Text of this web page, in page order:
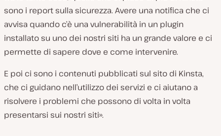
sono i report sulla sicurezza. Avere una notifica che ci
avvisa quando c’è una vulnerabilità in un plugin
installato su uno dei nostri siti ha un grande valore e ci
permette di sapere dove e come intervenire.
E poi ci sono i contenuti pubblicati sul sito di Kinsta,
che ci guidano nell’utilizzo dei servizi e ci aiutano a
risolvere i problemi che possono di volta in volta
presentarsi sui nostri siti».